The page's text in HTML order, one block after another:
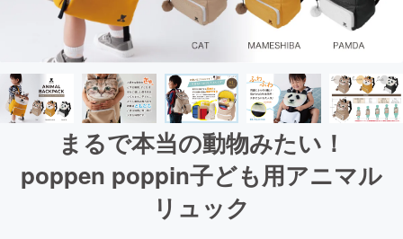
まるで本当の動物みたい！
poppen poppin子ども用アニマル
リュック